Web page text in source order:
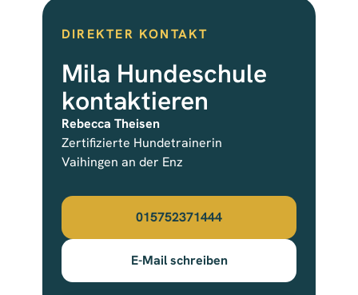
DIREKTER KONTAKT
Mila Hundeschule
kontaktieren
Rebecca Theisen
Zertifizierte Hundetrainerin
Vaihingen an der Enz
015752371444
E-Mail schreiben